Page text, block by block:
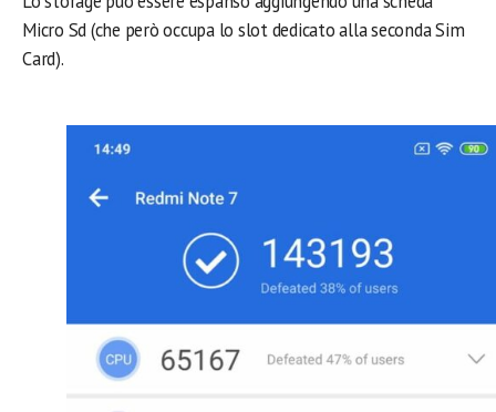
Micro Sd (che però occupa lo slot dedicato alla seconda Sim
Card).